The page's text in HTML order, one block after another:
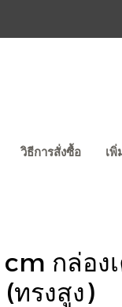
วิธีการสั่งซื้อ เพิ่
กล่อง
ทรงสูง)